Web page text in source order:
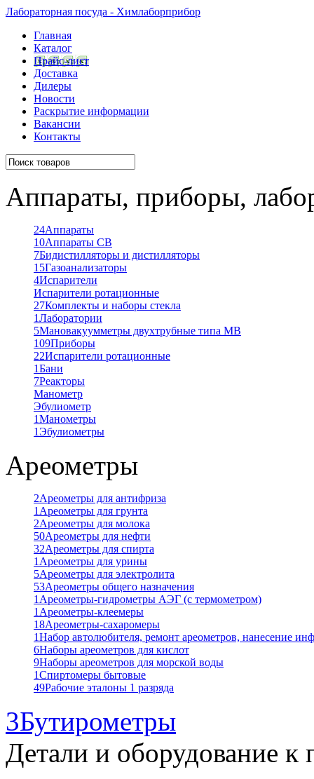
Лабораторная посуда - Химлаборприбор
Главная
Каталог
Прайс-лист
Доставка
Дилеры
Новости
Раскрытие информации
Вакансии
Контакты
Аппараты, приборы,
24Аппараты
10Аппараты СВ
7Бидистилляторы и дистилляторы
15Газоанализаторы
4Испарители
Испарители ротационные
27Комплекты и наборы стекла
1Лаборатории
5Мановакуумметры двухтрубные типа МВ
109Приборы
22Испарители ротационные
1Бани
7Реакторы
Манометр
Эбулиометр
1Манометры
1Эбулиометры
Ареометры
2Ареометры для антифриза
1 Ареометры для грунта
2Ареометры для молока
50Ареометры для нефти
32Ареометры для спирта
1 Ареометры для урины
5Ареометры для электролита
53Ареометры общего назначения
1 Ареометры-гидрометры АЭГ (с термометром)
1 Ареометры-клеемеры
18Ареометры-сахаромеры
1Набор автолюбителя, ремонт ареометров, нанесение
6Наборы ареометров для кислот
9Наборы ареометров для морской воды
1Спиртомеры бытовые
49Рабочие эталоны 1 разряда
3Бутирометры
Детали и оборудование к